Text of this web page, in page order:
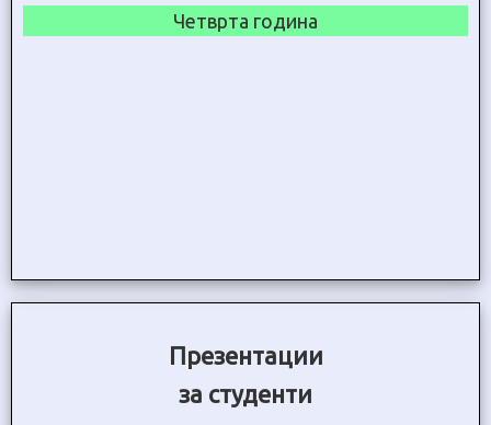
Четврта година
Презентации
за студенти